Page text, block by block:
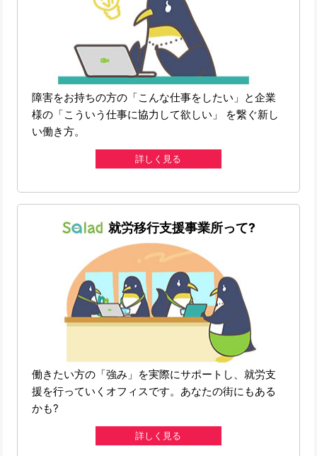
障害をお持ちの方の「こんな仕事をしたい」と企業
様の「こういう仕事に協力して欲しい」 を繋ぐ新し
い働き方。
詳しく見る
就労移行支援事業所って?
働きたい方の「強み」を実際にサポートし、就労支
援を行っていくオフィスです。あなたの街にもある
かも?
詳しく見る